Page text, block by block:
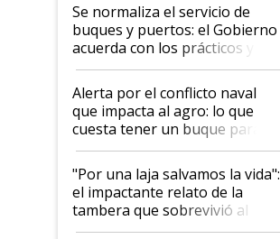
Se normaliza el servicio de
buques y puertos: el Gobierno
acuerda con los prácticos y
suspende el decreto de
desregulación
Alerta por el conflicto naval
que impacta al agro: lo que
cuesta tener un buque parado
y el peligro de que Argentina
pase a ser "país sucio"
"Por una laja salvamos la vida":
el impactante relato de la
tambera que sobrevivió al
tornado